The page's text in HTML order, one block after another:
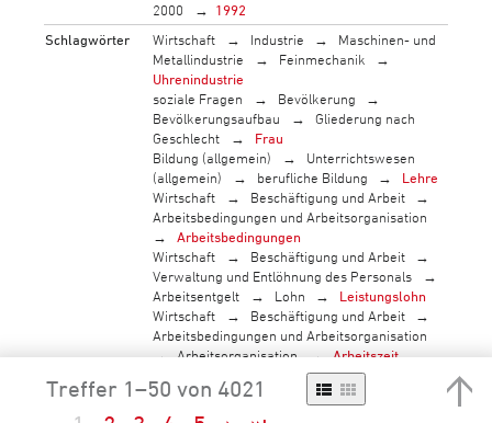
2000
1992
Schlagwörter
Wirtschaft Industrie
Maschinen- und
Metallindustrie
Feinmechanik
Uhrenindustrie
soziale Fragen
Bevölkerung
Bevölkerungsaufbau
Gliederung nach
Geschlecht
Frau
Bildung (allgemein)
Unterrichtswesen
(allgemein)
berufliche Bildung
Lehre
Wirtschaft
Beschäftigung und Arbeit
Arbeitsbedingungen und Arbeitsorganisation
Arbeitsbedingungen
Wirtschaft
Beschäftigung und Arbeit
Verwaltung und Entlöhnung des Personals
Arbeitsentgelt
Lohn
Leistungslohn
Wirtschaft
Beschäftigung und Arbeit
Arbeitsbedingungen und Arbeitsorganisation
Arbeitsorganisation
Arbeitszeit
Leben in der Gesellschaft
(allgemein)
Freizeit
Ferien
soziale Fragen
Treffer 1–50 von 4021